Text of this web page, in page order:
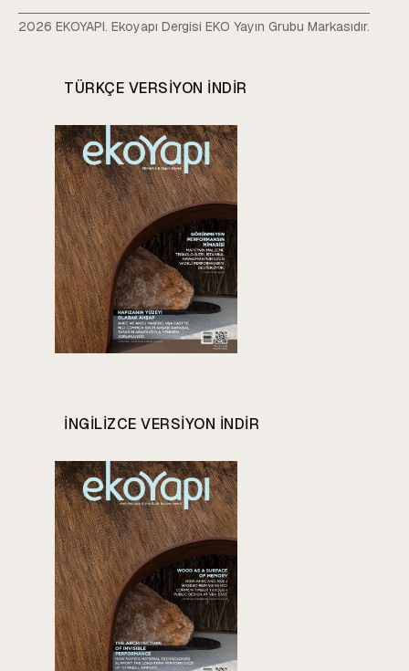
2026 EKOYAPI. Ekoyapı Dergisi EKO Yayın Grubu Markasıdır.
TÜRKÇE VERSIYON INDIR
INGILIZCE VERSIYON INDIR